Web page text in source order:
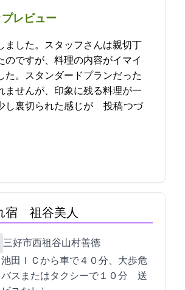
レビュー
しました。スタッフさんは親切丁
のですが、料理の内容がイマイ
た。スタンダードプランだった
ませんが、印象に残る料理が一
られた感じが… 2023-05-21 19:05:00投稿つづ
宿 祖谷美人
三好市西祖谷山村善徳9-3
田ＩＣから車で４０分、大歩危
スまたはタクシーで１０分 (送